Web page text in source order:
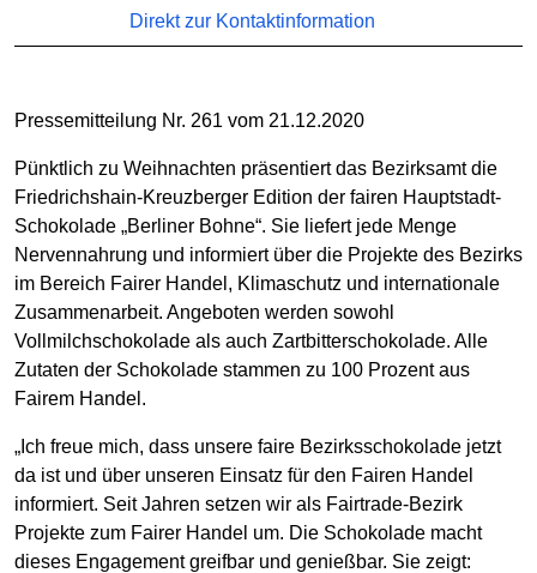
Direkt zur Kontaktinformation
Pressemitteilung Nr. 261 vom 21.12.2020
Pünktlich zu Weihnachten präsentiert das Bezirksamt die
Friedrichshain-Kreuzberger Edition der fairen Hauptstadt-
Schokolade „Berliner Bohne“. Sie liefert jede Menge
Nervennahrung und informiert über die Projekte des Bezirks
im Bereich Fairer Handel, Klimaschutz und internationale
Zusammenarbeit. Angeboten werden sowohl
Vollmilchschokolade als auch Zartbitterschokolade. Alle
Zutaten der Schokolade stammen zu 100 Prozent aus
Fairem Handel.
„Ich freue mich, dass unsere faire Bezirksschokolade jetzt
da ist und über unseren Einsatz für den Fairen Handel
informiert. Seit Jahren setzen wir als Fairtrade-Bezirk
Projekte zum Fairer Handel um. Die Schokolade macht
dieses Engagement greifbar und genießbar. Sie zeigt: